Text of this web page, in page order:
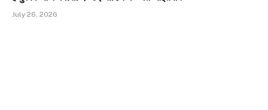
July 26, 2026